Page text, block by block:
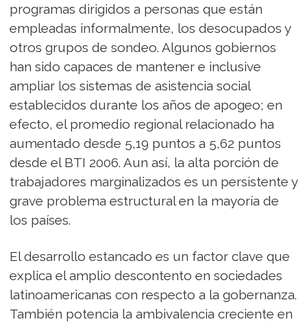
programas dirigidos a personas que están
empleadas informalmente, los desocupados y
otros grupos de sondeo. Algunos gobiernos
han sido capaces de mantener e inclusive
ampliar los sistemas de asistencia social
establecidos durante los años de apogeo; en
efecto, el promedio regional relacionado ha
aumentado desde 5,19 puntos a 5,62 puntos
desde el BTI 2006. Aun así, la alta porción de
trabajadores marginalizados es un persistente y
grave problema estructural en la mayoría de
los países.
El desarrollo estancado es un factor clave que
explica el amplio descontento en sociedades
latinoamericanas con respecto a la gobernanza.
También potencia la ambivalencia creciente en